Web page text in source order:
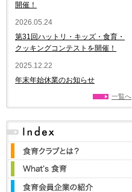
開催！
2026.05.24
第31回ハットリ・キッズ・食育・
クッキングコンテストを開催！
2025.12.22
年末年始休業のお知らせ
一覧へ